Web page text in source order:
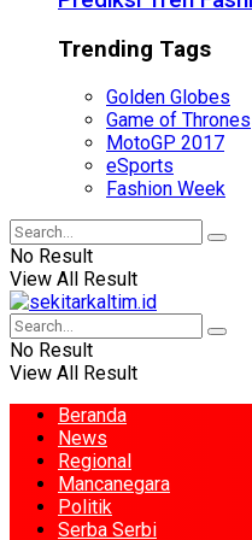
Trending Tags
Golden Globes
Game of Thrones
MotoGP 2017
eSports
Fashion Week
No Result
View All Result
No Result
View All Result
Beranda
News
Regional
Mancanegara
Politik
Serba Serbi